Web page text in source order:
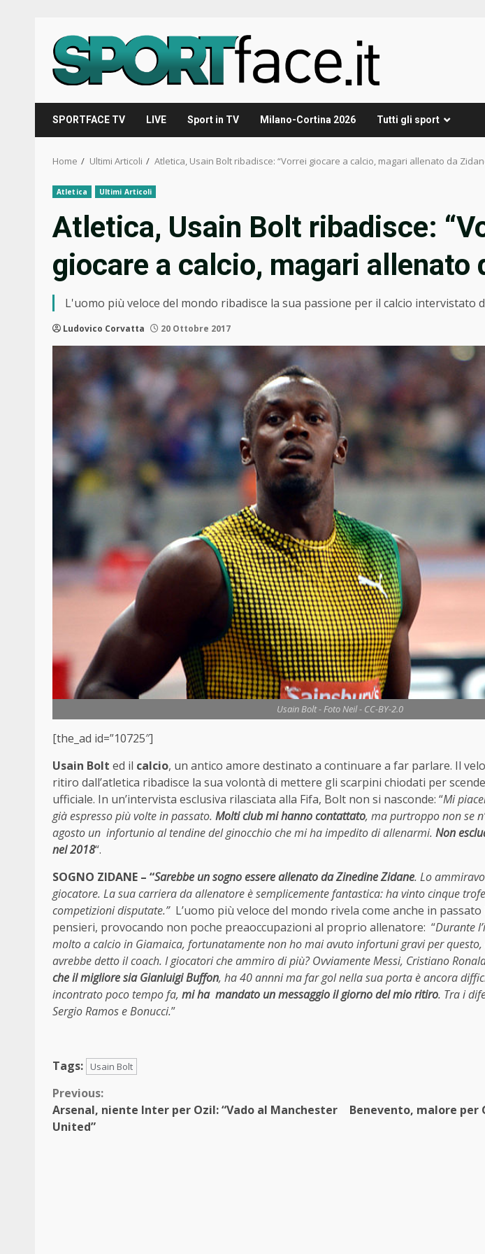
content
SPORTFACE TV LIVE Sport in TV Milano-Cortina 2026 Tutti gli sport
Home Ultimi Articoli Atletica, Usain Bolt ribadisce: “Vorrei giocare a calcio, magari allenato da
Atletica Ultimi Articoli
Atletica, Usain Bolt ribadisce:
giocare a calcio, magari allenato
L'uomo più veloce del mondo ribadisce la sua passione per il calcio intervistato
Ludovico Corvatta 20 Ottobre 2017
Usain Bolt - Foto Neil - CC-BY-2.0
[the_ad id=”10725″]
Usain Bolt ed il calcio, un antico amore destinato a continuare a far parlare. Il
ritiro dall’atletica ribadisce la sua volontà di mettere gli scarpini chiodati per
ufficiale. In un’intervista esclusiva rilasciata alla Fifa, Bolt non si nasconde: “Mi
già espresso più volte in passato. Molti club mi hanno contattato, ma purtroppo non se
agosto un infortunio al tendine del ginocchio che mi ha impedito di allenarmi. Non
nel 2018“.
SOGNO ZIDANE – “Sarebbe un sogno essere allenato da Zinedine Zidane. Lo
giocatore. La sua carriera da allenatore è semplicemente fantastica: ha vinto cinque
competizioni disputate.” L’uomo più veloce del mondo rivela come anche in
pensieri, provocando non poche preaoccupazioni al proprio allenatore: “Durante
molto a calcio in Giamaica, fortunatamente non ho mai avuto infortuni gravi per
avrebbe detto il coach. I giocatori che ammiro di più? Ovviamente Messi, Cristiano
che il migliore sia Gianluigi Buffon, ha 40 annni ma far gol nella sua porta è ancora
incontrato poco tempo fa, mi ha mandato un messaggio il giorno del mio ritiro. Tra i
Sergio Ramos e Bonucci.”
Tags: Usain Bolt
Continue
Reading
Previous:
Arsenal, niente Inter per Ozil: “Vado al Manchester
United”
Benevento, malore per